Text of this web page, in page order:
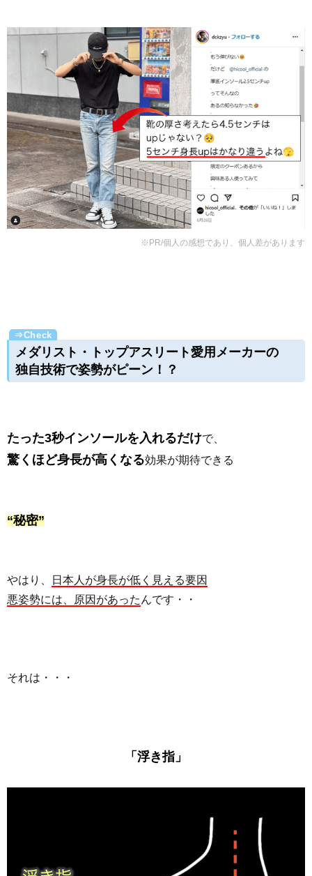
※PR/個人の感想であり、個人差があります
メダリスト・トップアスリート愛用メーカーの
独自技術で姿勢がピーン！？
たった3秒インソールを入れるだけで、
驚くほど身長が高くなる効果が期待できる
“秘密”
やはり、
日本人が身長が低く見える要因
悪姿勢には、原因があったんです・・
それは・・・
「浮き指」